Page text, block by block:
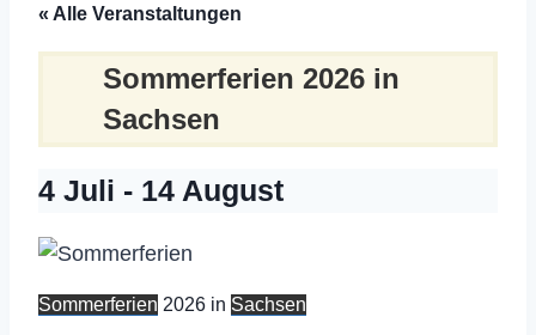
« Alle Veranstaltungen
Sommerferien 2026 in
Sachsen
4 Juli - 14 August
Sommerferien 2026 in Sachsen